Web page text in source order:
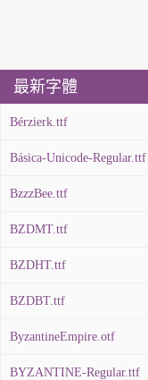
最新字體
Bérzierk.ttf
Básica-Unicode-Regular.ttf
BzzzBee.ttf
BZDMT.ttf
BZDHT.ttf
BZDBT.ttf
ByzantineEmpire.otf
BYZANTINE-Regular.ttf